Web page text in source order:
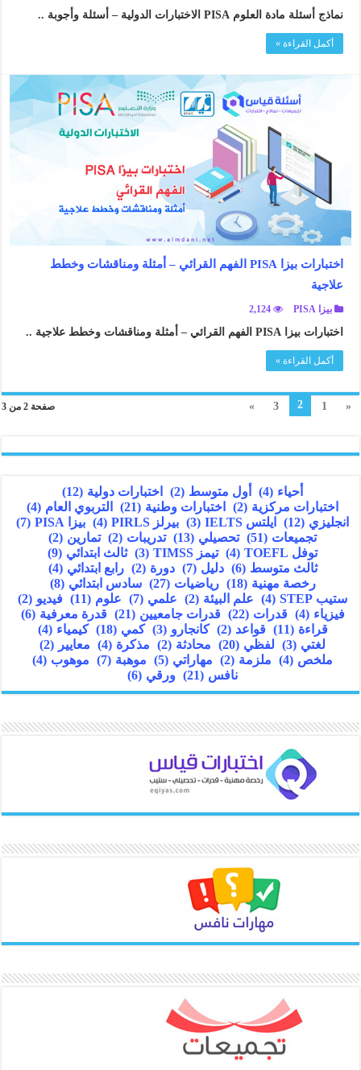
نماذج أسئلة مادة العلوم PISA الاختبارات الدولية – أسئلة وأجوبة ..
أكمل القراءة »
اختبارات بيزا PISA الفهم القرائي – أمثلة ومناقشات وخطط
علاجية
بيزا PISA 2,124
اختبارات بيزا PISA الفهم القرائي – أمثلة ومناقشات وخطط علاجية ..
أكمل القراءة »
صفحة 2 من 3 «
1
2
3
»
أحياء (4) أول متوسط (2) اختبارات دولية (12)
اختبارات مركزية (2) اختبارات وطنية (21) التربوي العام (4)
انجليزي (12) ايلتس IELTS (3) بيرلز PIRLS (4) بيزا PISA
(7)
تجميعات (51) تحصيلي (13) تدريبات (2) تمارين (2)
توفل TOEFL
(4) تيمز TIMSS (3) ثالث ابتدائي (9)
ثالث متوسط (6) دليل (7) دورة (2) رابع ابتدائي (4)
رخصة مهنية (18) رياضيات (27) سادس ابتدائي (8)
ستيب STEP
(4) علم البيئة (2) علمي (7) علوم (11) فيديو (2)
فيزياء (4) قدرات (22) قدرات جامعيين (21) قدرة معرفية (6)
قراءة (11) قواعد (2) كانجارو (3) كمي (18) كيمياء (4)
لغتي (3) لفظي (20) محادثة (2) مذكرة (4) معايير (2)
ملخص (4) ملزمة (2) مهاراتي (5) موهبة (7) موهوب (4)
نافس (21) ورقي (6)